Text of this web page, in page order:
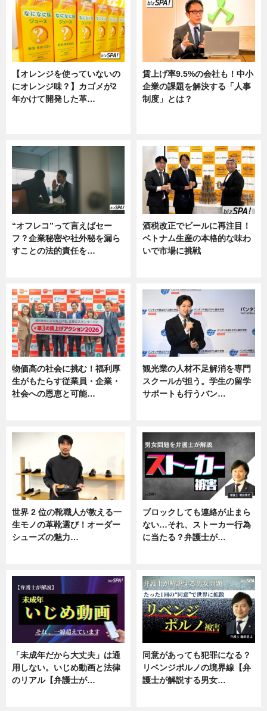
【オレンジを使っていないの
にオレンジ味？】カゴメが2
年かけて開発した革…
賃上げ率9.5%の会社も！中小
企業の課題を解決する「人事
制度」とは？
“オフレコ”って言えばセー
フ？企業秘密や社外秘を漏ら
すことの法的責任を…
酒税改正でビールに再注目！
ベトナム生産の本格的な味わ
いで市場に挑戦
物価高の社会に挑む！福利厚
生がもたらす従業員・企業・
社会への恩恵と可能…
観光業の人材不足解消を専門
スクールが担う。学生の留学
サポートも行うバン…
世界 2 位の靴職人が教える一
生モノの革靴選び！オーダー
シューズの魅力…
ブロックしても連絡が止まら
ない…それ、ストーカー行為
に当たる？弁護士が…
「未成年だから大丈夫」は通
用しない。いじめ動画と法律
のリアル【弁護士が…
同意があっても犯罪になる？
リベンジポルノの境界線【弁
護士が解説する男女…